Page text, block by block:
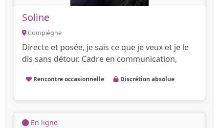
Soline
Compiègne
Directe et posée, je sais ce que je veux et je le
dis sans détour. Cadre en communication,
Rencontre occasionnelle Discrétion absolue
En ligne